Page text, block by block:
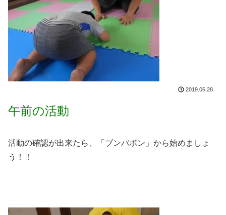
2019.06.28
午前の活動
活動の確認が出来たら、「ブンバボン」から始めましょ
う！！